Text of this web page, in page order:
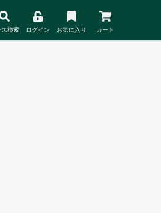
ス検索 ログイン お気に入り カート